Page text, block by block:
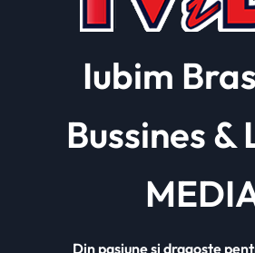
Iubim
Bussines &
Din pasiune și dragoste